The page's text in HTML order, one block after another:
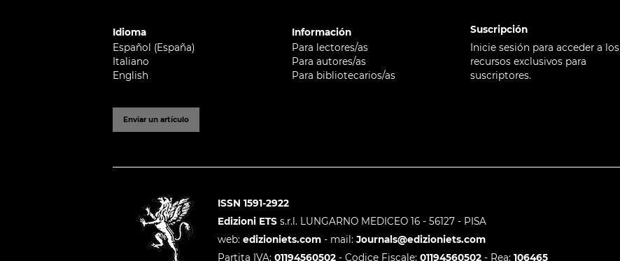
Idioma
Español (España)
Italiano
English
Información
Para lectores/as
Para autores/as
Para bibliotecarios/as
Suscripción
Inicie sesión para acceder a los
recursos exclusivos para
suscriptores.
Enviar un artículo
ISSN 1591-2922
Edizioni ETS s.r.l. LUNGARNO MEDICEO 16 - 56127 - PISA
web:edizioniets.com - mail:Journals@edizioniets.com
Partita IVA:01194560502 - Codice Fiscale:01194560502 - Rea:106465